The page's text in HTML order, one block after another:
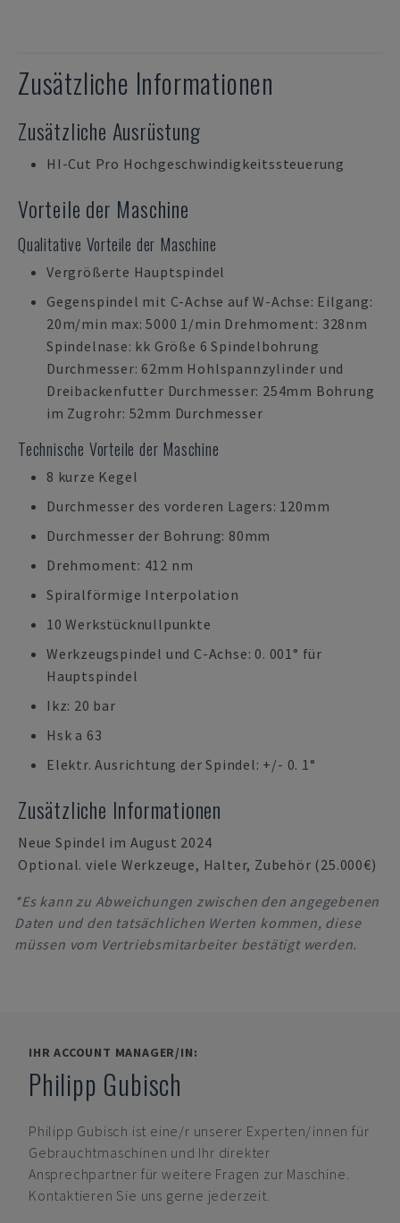
Zusätzliche Informationen
Zusätzliche Ausrüstung
HI-Cut Pro Hochgeschwindigkeitssteuerung
Vorteile der Maschine
Qualitative Vorteile der Maschine
Vergrößerte Hauptspindel
Gegenspindel mit C-Achse auf W-Achse: Eilgang:
20m/min max: 5000 1/min Drehmoment: 328nm
Spindelnase: kk Größe 6 Spindelbohrung
Durchmesser: 62mm Hohlspannzylinder und
Dreibackenfutter Durchmesser: 254mm Bohrung
im Zugrohr: 52mm Durchmesser
Technische Vorteile der Maschine
8 kurze Kegel
Durchmesser des vorderen Lagers: 120mm
Durchmesser der Bohrung: 80mm
Drehmoment: 412 nm
Spiralförmige Interpolation
10 Werkstücknullpunkte
Werkzeugspindel und C-Achse: 0. 001° für
Hauptspindel
Ikz: 20 bar
Hsk a 63
Elektr. Ausrichtung der Spindel: +/- 0. 1°
Zusätzliche Informationen
Neue Spindel im August 2024
Optional. viele Werkzeuge, Halter, Zubehör (25.000€)
*Es kann zu Abweichungen zwischen den angegebenen
Daten und den tatsächlichen Werten kommen, diese
müssen vom Vertriebsmitarbeiter bestätigt werden.
IHR ACCOUNT MANAGER/IN:
Philipp Gubisch
Philipp Gubisch ist eine/r unserer Experten/innen für
Gebrauchtmaschinen und Ihr direkter
Ansprechpartner für weitere Fragen zur Maschine.
Kontaktieren Sie uns gerne jederzeit.